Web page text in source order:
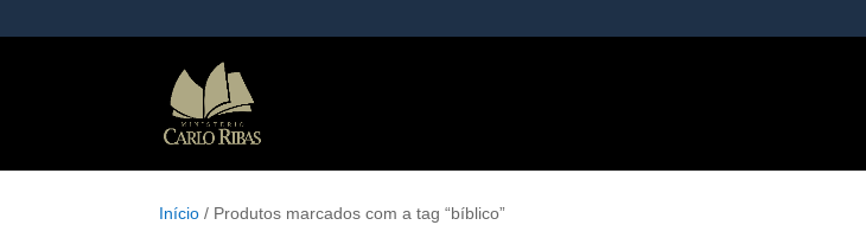
Início / Produtos marcados com a tag “bíblico”